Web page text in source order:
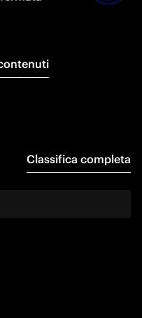
Classifica completa